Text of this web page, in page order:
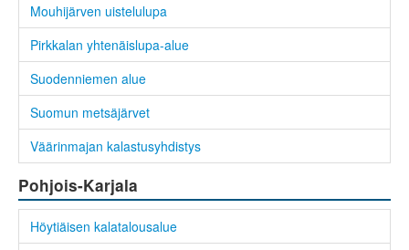
Mouhijärven uistelulupa
Pirkkalan yhtenäislupa-alue
Suodenniemen alue
Suomun metsäjärvet
Väärinmajan kalastusyhdistys
Pohjois-Karjala
Höytiäisen kalatalousalue